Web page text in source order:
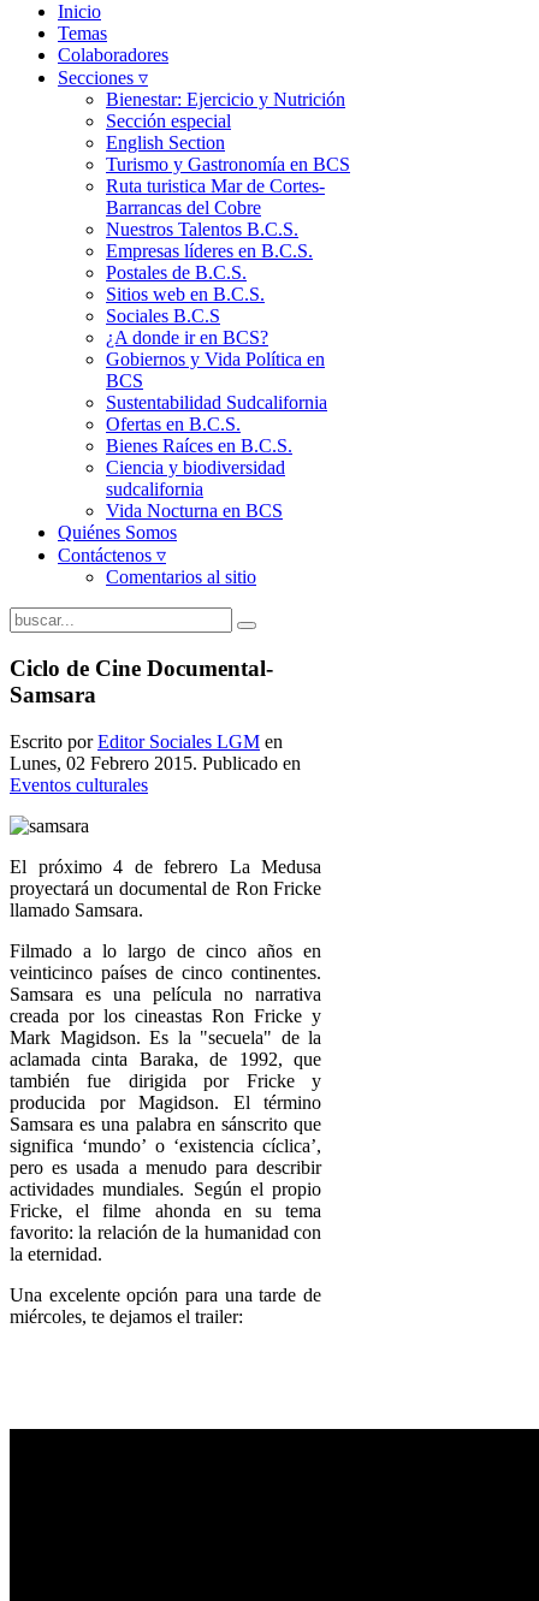
Inicio
Temas
Colaboradores
Secciones ▿
Bienestar: Ejercicio y Nutrición
Sección especial
English Section
Turismo y Gastronomía en BCS
Ruta turistica Mar de Cortes-
Barrancas del Cobre
Nuestros Talentos B.C.S.
Empresas líderes en B.C.S.
Postales de B.C.S.
Sitios web en B.C.S.
Sociales B.C.S
¿A donde ir en BCS?
Gobiernos y Vida Política en
BCS
Sustentabilidad Sudcalifornia
Ofertas en B.C.S.
Bienes Raíces en B.C.S.
Ciencia y biodiversidad
sudcalifornia
Vida Nocturna en BCS
Quiénes Somos
Contáctenos ▿
Comentarios al sitio
Ciclo de Cine Documental-
Samsara
Escrito porEditor Sociales LGM en
Lunes, 02 Febrero 2015. Publicado en
Eventos culturales
El próximo 4 de febrero La Medusa
proyectará un documental de Ron Fricke
llamado Samsara.
Filmado a lo largo de cinco años en
veinticinco países de cinco continentes.
Samsara es una película no narrativa
creada por los cineastas Ron Fricke y
Mark Magidson. Es la "secuela" de la
aclamada cinta Baraka, de 1992, que
también fue dirigida por Fricke y
producida por Magidson. El término
Samsara es una palabra en sánscrito que
significa ‘mundo’ o ‘existencia cíclica’,
pero es usada a menudo para describir
actividades mundiales. Según el propio
Fricke, el filme ahonda en su tema
favorito: la relación de la humanidad con
la eternidad.
Una excelente opción para una tarde de
miércoles, te dejamos el trailer: